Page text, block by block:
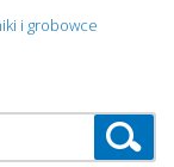
i grobowce